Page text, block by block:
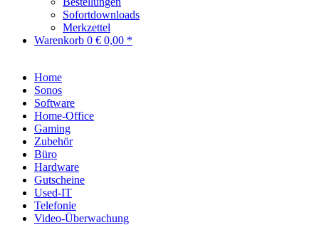
Sofortdownloads
Merkzettel
Warenkorb 0 € 0,00 *
Home
Sonos
Software
Home-Office
Gaming
Zubehör
Büro
Hardware
Gutscheine
Used-IT
Telefonie
Video-Überwachung